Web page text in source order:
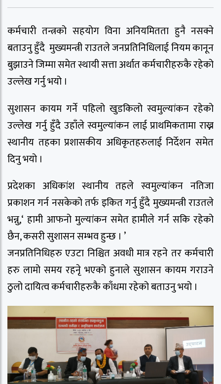
कर्मचारी तन्त्रको सहयोग विना अनियमितता हुनै नसक्ने
बताउनु हुँदै मुख्यमन्त्री राउतले जनप्रतिनिधिलाई नियम कानून
बुझाउने जिम्मा समेत स्थायी सत्ता अर्थात कर्मचारीहरुकै रहेको
उल्लेख गर्नु भयो ।
सुशासन कायम गर्ने पहिलो खुडकिलो स्वमुल्यांकन रहेको
उल्लेख गर्नु हुँदै उहाँले स्वमुल्यांकन लाई प्राथमिकतामा राख्न
स्थानीय तहका प्रशासकीय अधिकृतहरुलाई निर्देशन समेत
दिनु भयो ।
प्रदेशका अधिकांश स्थानीय तहले स्वमुल्यांकन नतिजा
प्रकाशन गर्न नसकेको तर्फ इकित गर्नु हुँदै मुख्यमन्त्री राउतले
भन्नु,‘ हामी आफनो मुल्यांकन समेत हामीले गर्न सकि रहेको
छैन, कसरी सुशासन सम्भव हुन्छ । ’
जनप्रतिनिधिहरु एउटा निश्चित अवधी मात्र रहने तर कर्मचारी
हरु लामो समय रहनेृ भएको हुनाले सुशासन कायम गराउने
ठुलो दायित्व कर्मचारीहरुकै काँधमा रहेको बताउनु भयो ।